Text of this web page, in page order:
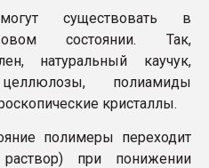
существовать в
состоянии. Так,
натуральный каучук,
полиамиды
кристаллы.
полимеры переходит
при понижении